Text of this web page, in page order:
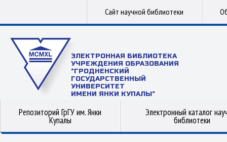
Сайт научной библиотеки
ЭЛЕКТРОННАЯ БИБЛИОТЕКА
УЧРЕЖДЕНИЯ ОБРАЗОВАНИЯ
"ГРОДНЕНСКИЙ
ГОСУДАРСТВЕННЫЙ
УНИВЕРСИТЕТ
ИМЕНИ ЯНКИ КУПАЛЫ"
Репозиторий ГрГУ им. Янки
Купалы
Электронный каталог
библиотеки